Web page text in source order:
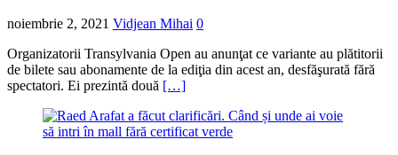
noiembrie 2, 2021 Vidjean Mihai 0
Organizatorii Transylvania Open au anunţat ce variante au plătitorii
de bilete sau abonamente de la ediţia din acest an, desfăşurată fără
spectatori. Ei prezintă două […]